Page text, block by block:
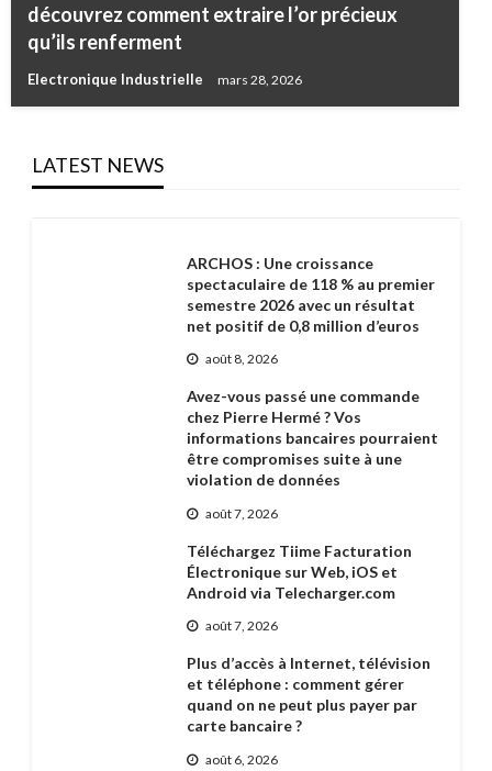
découvrez comment extraire l’or précieux
qu’ils renferment
Electronique Industrielle mars 28, 2026
LATEST NEWS
ARCHOS : Une croissance
spectaculaire de 118 % au premier
semestre 2026 avec un résultat
net positif de 0,8 million d’euros
août 8, 2026
Avez-vous passé une commande
chez Pierre Hermé ? Vos
informations bancaires pourraient
être compromises suite à une
violation de données
août 7, 2026
Téléchargez Tiime Facturation
Électronique sur Web, iOS et
Android via Telecharger.com
août 7, 2026
Plus d’accès à Internet, télévision
et téléphone : comment gérer
quand on ne peut plus payer par
carte bancaire ?
août 6, 2026